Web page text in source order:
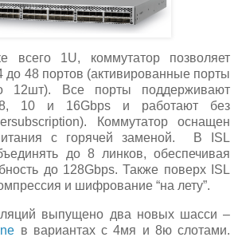
всего 1U, коммутатор позволяет
до 48 портов (активированные порты
12шт). Все порты поддерживают
10 и 16Gbps и работают без
Коммутатор оснащен
с горячей заменой. В ISL
до 8 линков, обеспечивая
до 128Gbps. Также поверх ISL
и шифрование “на лету”.
выпущено два новых шасси –
в вариантах с 4мя и 8ю слотами.